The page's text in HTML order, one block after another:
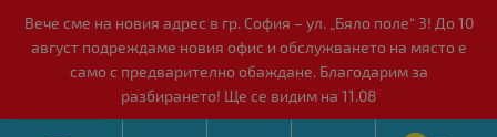
Вече сме на новия адрес в гр. София – ул. „Бяло поле“ 3! До 10
август подреждаме новия офис и обслужването на място е
само с предварително обаждане. Благодарим за
разбирането! Ще се видим на 11.08